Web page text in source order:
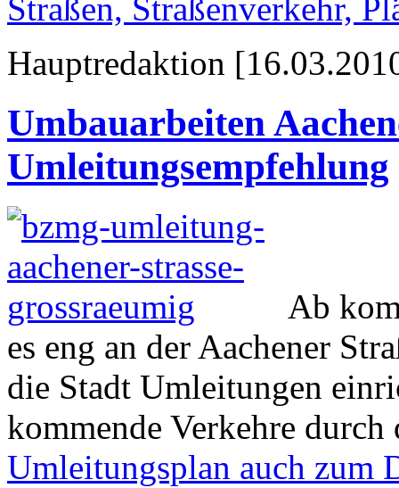
Straßen, Straßenverkehr,
Hauptredaktion
Umbauarbeiten
Umleitungsempfehlung
Ab
es eng an der Aachener
die Stadt Umleitungen
kommende Verkehre
Umleitungsplan auch zum